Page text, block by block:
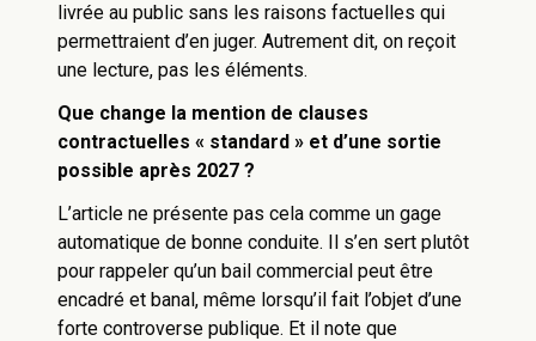
livrée au public sans les raisons factuelles qui
permettraient d’en juger. Autrement dit, on reçoit
une lecture, pas les éléments.
Que change la mention de clauses
contractuelles « standard » et d’une sortie
possible après 2027 ?
L’article ne présente pas cela comme un gage
automatique de bonne conduite. Il s’en sert plutôt
pour rappeler qu’un bail commercial peut être
encadré et banal, même lorsqu’il fait l’objet d’une
forte controverse publique. Et il note que